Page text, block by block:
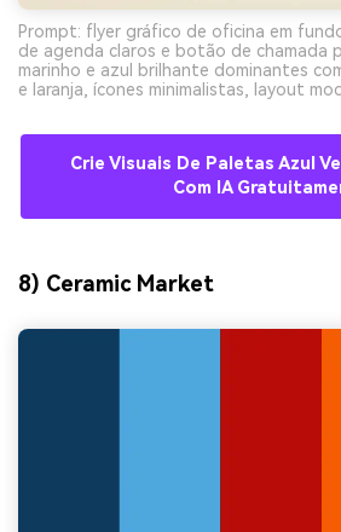
Prompt: flyer gráfico de oficina em
de agenda claros e botão de chamada
marinho e azul brilhante dominantes
e laranja, ícones minimalistas, layout
Crie Visuais De Paletas Azul
Com IA
8) Ceramic Market